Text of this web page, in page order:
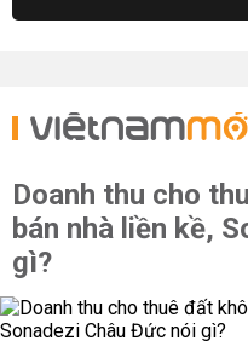
Doanh thu cho
bán nhà liền kề,
gì?